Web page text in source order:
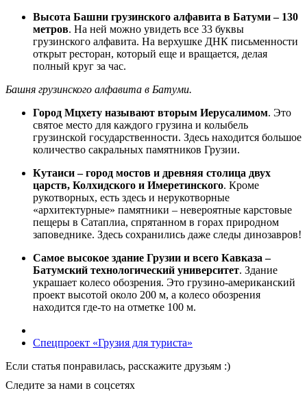
Высота Башни грузинского алфавита в Батуми – 130
метров. На ней можно увидеть все 33 буквы
грузинского алфавита. На верхушке ДНК письменности
открыт ресторан, который еще и вращается, делая
полный круг за час.
Башня грузинского алфавита в Батуми.
Город Мцхету называют вторым Иерусалимом. Это
святое место для каждого грузина и колыбель
грузинской государственности. Здесь находится большое
количество сакральных памятников Грузии.
Кутаиси – город мостов и древняя столица двух
царств, Колхидского и Имеретинского. Кроме
рукотворных, есть здесь и нерукотворные
«архитектурные» памятники – невероятные карстовые
пещеры в Сатаплиа, спрятанном в горах природном
заповеднике. Здесь сохранились даже следы динозавров!
Самое высокое здание Грузии и всего Кавказа –
Батумский технологический университет. Здание
украшает колесо обозрения. Это грузино-американский
проект высотой около 200 м, а колесо обозрения
находится где-то на отметке 100 м.
Спецпроект «Грузия для туриста»
Если статья понравилась, расскажите друзьям :)
Следите за нами в соцсетях